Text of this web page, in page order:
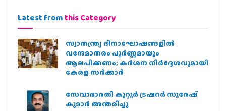
Latest from this Category
സ്വാതന്ത്ര്യ ദിനാഘോഷങ്ങളിൽ
വന്ദേമാതരം പൂർണ്ണമായും
ആലപിക്കണം; കർശന നിർദ്ദേശവുമായി
കേരള സർക്കാർ
സേവാഭാരതി കുറ്റൂർ ട്രഷറർ സുരേഷ്
കുമാർ അന്തരിച്ചു